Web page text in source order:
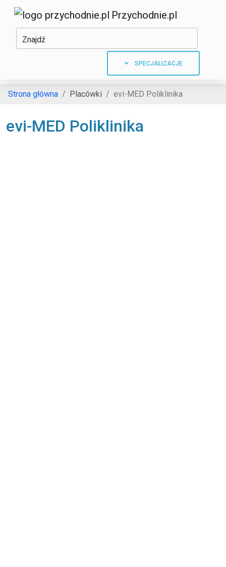
Przychodnie.pl
Znajdź
SPECJALIZACJE
Strona główna Placówki evi-MED Poliklinika
evi-MED Poliklinika